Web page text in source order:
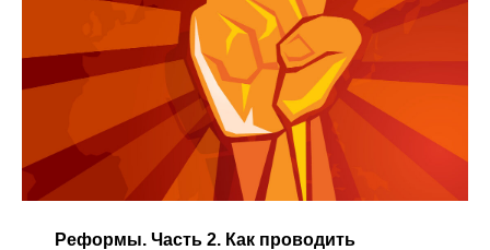
Реформы. Часть 2. Как проводить